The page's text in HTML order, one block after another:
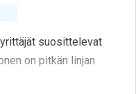
suosittelevat
on pitkän linjan